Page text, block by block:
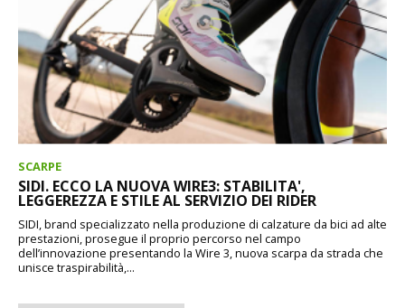
SCARPE
SIDI. ECCO LA NUOVA WIRE3: STABILITA',
LEGGEREZZA E STILE AL SERVIZIO DEI RIDER
SIDI, brand specializzato nella produzione di calzature da bici ad alte
prestazioni, prosegue il proprio percorso nel campo
dell’innovazione presentando la Wire 3, nuova scarpa da strada che
unisce traspirabilità,...